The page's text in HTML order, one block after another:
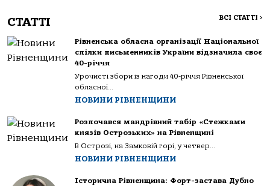
СТАТТІ ВСІ СТАТТІ >
Рівненська обласна організації Національної
спілки письменників України відзначила своє
40-річчя
Урочисті збори із нагоди 40-річчя Рівненської
обласної...
НОВИНИ РІВНЕНЩИНИ
Розпочався мандрівний табір «Стежками
князів Острозьких» на Рівненщині
В Острозі, на Замковій горі, у четвер...
НОВИНИ РІВНЕНЩИНИ
Історична Рівненщина: Форт-застава Дубно